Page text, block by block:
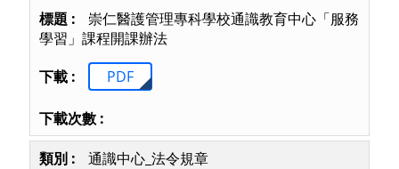
崇仁醫護管理專科學校通識教育中心「服務
學習」課程開課辦法
PDF
通識中心_法令規章